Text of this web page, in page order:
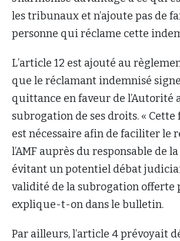
les tribunaux et n’ajoute pas de
personne qui réclame cette
L’article 12 est ajouté au
que le réclamant indemnisé
quittance en faveur de l’Autorité
subrogation de ses droits. «
est nécessaire afin de faciliter le
l’AMF auprès du responsable de
évitant un potentiel débat
validité de la subrogation offerte
explique-t-on dans le bulletin.
Par ailleurs, l’article 4 prévoyait